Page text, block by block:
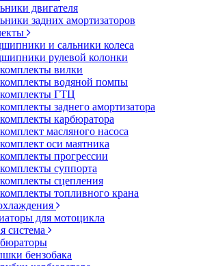
двигателя
задних амортизаторов
и сальники колеса
рулевой колонки
вилки
водяной помпы
ГТЦ
заднего амортизатора
карбюратора
масляного насоса
оси маятника
прогрессии
суппорта
сцепления
топливного крана
для мотоцикла
система
бензобака